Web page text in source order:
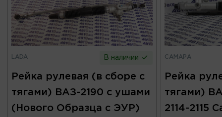
LADA В наличии
Рейка рулевая (в сборе с
тягами) ВАЗ-2190 с ушами
(Нового Образца с ЭУР)
САМАРА
Рейка
тягами)
2114-2115